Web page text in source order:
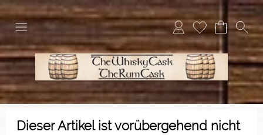
Dieser Artikel ist vorübergehend nicht